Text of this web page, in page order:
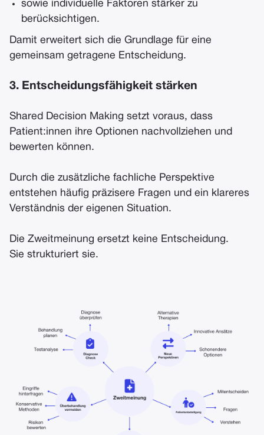
sowie individuelle Faktoren stärker zu
berücksichtigen.
Damit erweitert sich die Grundlage für eine
gemeinsam getragene Entscheidung.
3. Entscheidungsfähigkeit stärken
Shared Decision Making setzt voraus, dass
Patient:innen ihre Optionen nachvollziehen und
bewerten können.
Durch die zusätzliche fachliche Perspektive
entstehen häufig präzisere Fragen und ein klareres
Verständnis der eigenen Situation.
Die Zweitmeinung ersetzt keine Entscheidung.
Sie strukturiert sie.